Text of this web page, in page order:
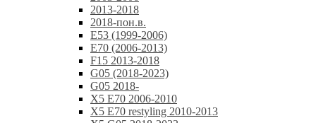
2013-2018
2018-пон.в.
E53 (1999-2006)
E70 (2006-2013)
F15 2013-2018
G05 (2018-2023)
G05 2018-
X5 E70 2006-2010
X5 E70 restyling 2010-2013